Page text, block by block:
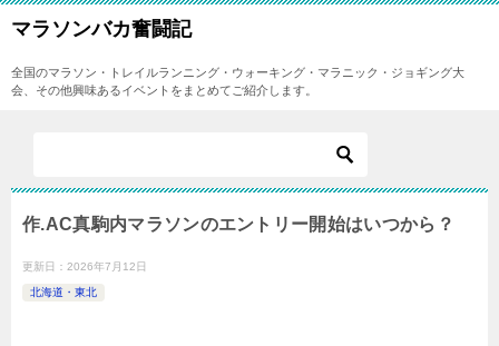
マラソンバカ奮闘記
全国のマラソン・トレイルランニング・ウォーキング・マラニック・ジョギング大
会、その他興味あるイベントをまとめてご紹介します。
作.AC真駒内マラソンのエントリー開始はいつから？
更新日： 2026年7月12日
北海道・東北